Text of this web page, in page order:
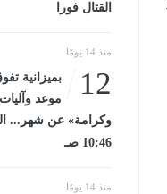
القتال فورا
منذ 14 يومًا
12
موعد
10:46 صـ
منذ 14 يومًا